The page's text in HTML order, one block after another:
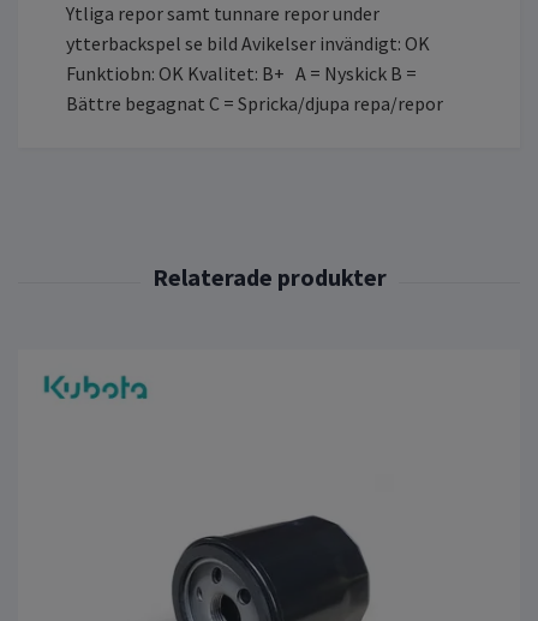
Ytliga repor samt tunnare repor under
ytterbackspel se bild Avikelser invändigt: OK
Funktiobn: OK Kvalitet: B+ A = Nyskick B =
Bättre begagnat C = Spricka/djupa repa/repor